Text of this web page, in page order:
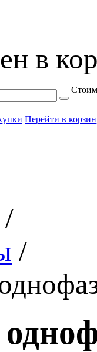
в
Перейти в
/
/